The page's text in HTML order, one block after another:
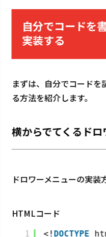
All
自分でコードを
実装する
まずは、自分でコード
る方法を紹介します。
横からでてくるド
ドロワーメニューの実装
HTMLコード
1
<! DOCTYPE